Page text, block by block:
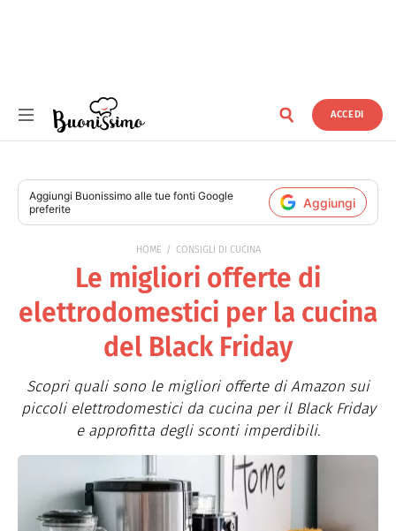
ACCEDI
Aggiungi Buonissimo alle tue fonti Google
preferite
Aggiungi
HOME CONSIGLI DI CUCINA
Le migliori offerte di
elettrodomestici per la cucina
del Black Friday
Scopri quali sono le migliori offerte di Amazon sui
piccoli elettrodomestici da cucina per il Black Friday
e approfitta degli sconti imperdibili.